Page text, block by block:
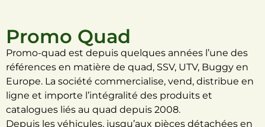
Promo Quad
Promo-quad est depuis quelques années l’une des
références en matière de quad, SSV, UTV, Buggy en
Europe. La société commercialise, vend, distribue en
ligne et importe l’intégralité des produits et
catalogues liés au quad depuis 2008.
Depuis les véhicules, jusqu’aux pièces détachées en